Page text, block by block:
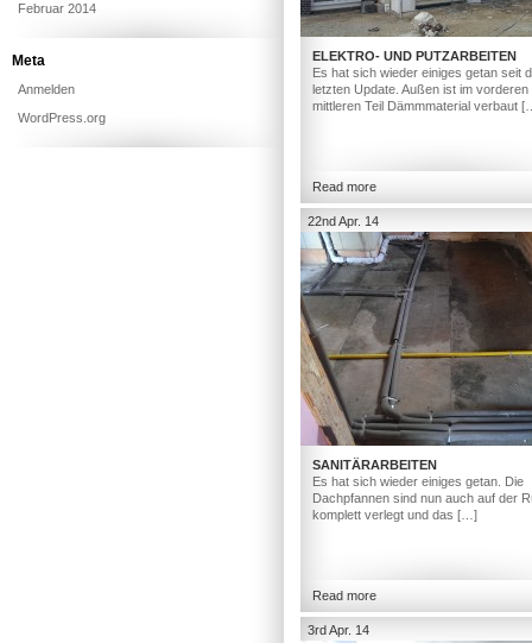
ELEKTRO- UND PUTZARBEITEN
Es hat sich wieder einiges getan seit
letzten Update. Außen ist im vorderen
mittleren Teil Dämmmaterial verbaut
Read more
22nd Apr. 14
SANITÄRARBEITEN
Es hat sich wieder einiges getan. Die
Dachpfannen sind nun auch auf der
komplett verlegt und das […]
Read more
3rd Apr. 14
Februar 2014
Meta
Anmelden
WordPress.org